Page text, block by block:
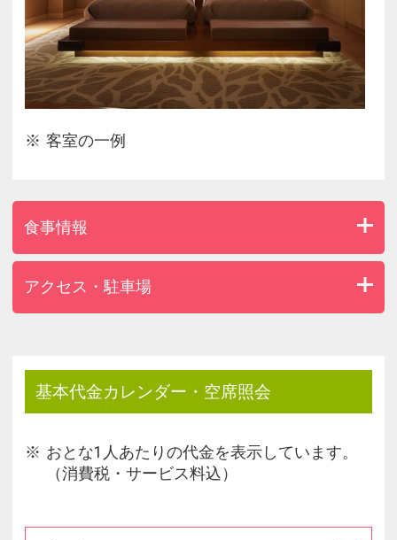
＜ご予約に際して＞
○画像はイメージです。
○ゆっくりとお食事をお楽しみいただく方におすす
めのコースです。
おります。
○ご宿泊者様専用のゲストラウンジ、スパ＆サウナ
（浴場）、フィットネスジムをご利用いただけま
○全室Wi-Fiを完備しております。
○客室冷蔵庫内のお飲み物を無料でご利用いただけ
きます。
○Tシャツ、ショートパンツ、サンダルなどでのレス
○アレルギー対応はご予約での対応とさせていただ
きます。ご来館日5日前までのご予約をお願いいた
します。
ただく場合がございます。
客室の一例
食事情報
アクセス・駐車場
基本代金カレンダー・空席照会
おとな1人あたりの代金を表示しています。
（消費税・サービス料込）